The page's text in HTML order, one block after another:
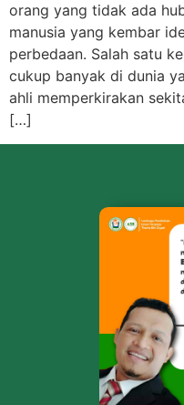
orang yang tidak ada
manusia yang kembar
perbedaan. Salah satu
cukup banyak di dunia
ahli memperkirakan
[…]